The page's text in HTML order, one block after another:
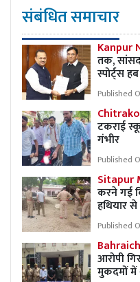
संबंधित समाचार
Kanpur
तक,
स्पोर्ट्स
Published
टकराई
गंभीर
Published
Sitapur
करने गई
हथियार
Published
आरोपी
मुकदमों में